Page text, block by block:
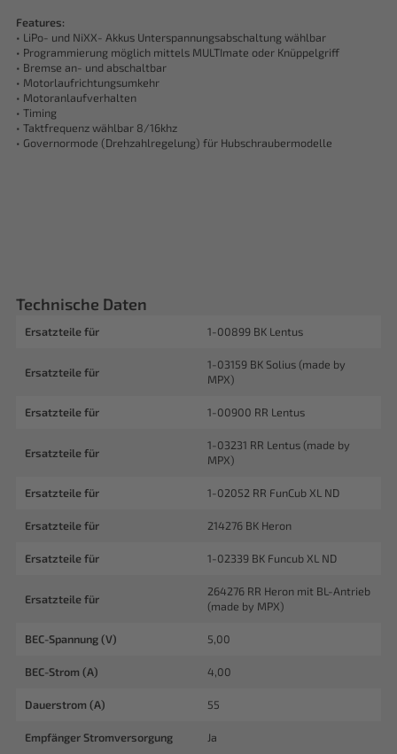
Features:
• LiPo- und NiXX- Akkus Unterspannungsabschaltung wählbar
• Programmierung möglich mittels MULTImate oder Knüppelgriff
• Bremse an- und abschaltbar
• Motorlaufrichtungsumkehr
• Motoranlaufverhalten
• Timing
• Taktfrequenz wählbar 8/16khz
• Governormode (Drehzahlregelung) für Hubschraubermodelle
Technische Daten
Ersatzteile für 1-00899 BK Lentus
Ersatzteile für
1-03159 BK Solius (made by
MPX)
Ersatzteile für 1-00900 RR Lentus
Ersatzteile für
1-03231 RR Lentus (made by
MPX)
Ersatzteile für 1-02052 RR FunCub XL ND
Ersatzteile für 214276 BK Heron
Ersatzteile für 1-02339 BK Funcub XL ND
Ersatzteile für
264276 RR Heron mit BL-Antrieb
(made by MPX)
BEC-Spannung (V) 5,00
BEC-Strom (A) 4,00
Dauerstrom (A) 55
Empfänger Stromversorgung Ja